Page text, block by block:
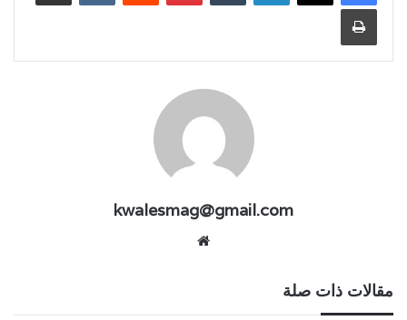
طباعة
kwalesmag@gmail.com
مقالات ذات صلة